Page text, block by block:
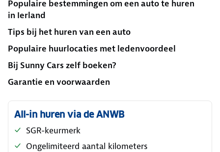
Populaire bestemmingen om een auto te huren
in Ierland
Tips bij het huren van een auto
Populaire huurlocaties met ledenvoordeel
Bij Sunny Cars zelf boeken?
Garantie en voorwaarden
All-in huren via de ANWB
SGR-keurmerk
Ongelimiteerd aantal kilometers